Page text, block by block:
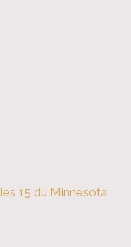
15 du Minnesota